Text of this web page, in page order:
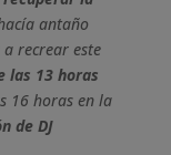
antaño
recrear este
las 13 horas
16 horas en la
de DJ